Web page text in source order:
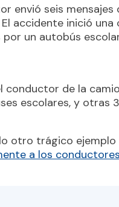
envió seis
accidente inició
un autobús
conductor de la
escolares, y otras
otro trágico ejemplo
a los